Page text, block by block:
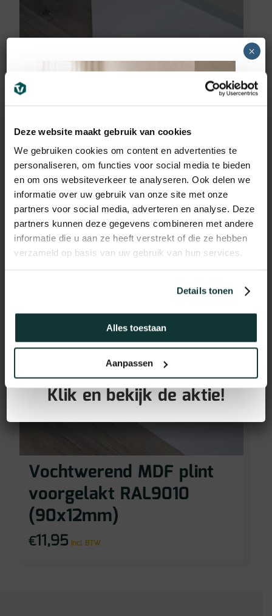
Deze website maakt gebruik van cookies
We gebruiken cookies om content en advertenties te
personaliseren, om functies voor social media te bieden
en om ons websiteverkeer te analyseren. Ook delen we
informatie over uw gebruik van onze site met onze
partners voor social media, adverteren en analyse. Deze
partners kunnen deze gegevens combineren met andere
informatie die u aan ze heeft verstrekt of die ze hebben
verzameld op basis van uw gebruik van hun services.
Details tonen
Alles toestaan
Aanpassen
Vochtwerend MDF plint
voorgelakt RAL9016
(90x15mm)
€12,95 incl BTW
Vochtwerend MDF plint
voorgelakt RAL9010
(90x12mm)
€11,95 incl BTW
GRATIS PLINTEN bij aankoop
van jouw vloer!
Klik en bekijk de aktie!
×